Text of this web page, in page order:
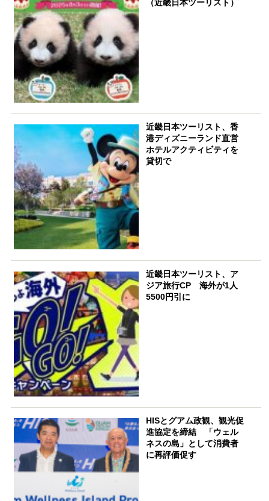
（近畿日本ツーリスト）
近畿日本ツーリスト、香
港ディズニーランド直営
ホテルアクティビティを
貸切で
近畿日本ツーリスト、ア
ジア旅行CP 海外が1人
5500円引に
HISとグアム政観、観光促
進協定を締結 「ウェル
ネスの島」として消費者
に再評価促す